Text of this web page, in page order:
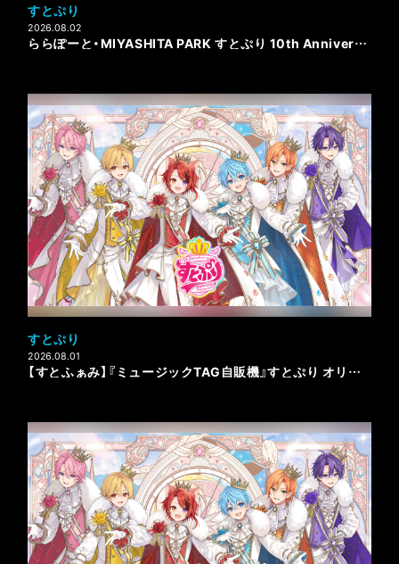
すとぷり
2026.08.02
ららぽーと・MIYASHITA PARK すとぷり 10th Anniversary Special Collaboration 開催！
すとぷり
2026.08.01
【すとふぁみ】『ミュージックTAG自販機』すとぷり オリジナルラベル缶 第1弾プレゼントキャンペーンのお知らせ！